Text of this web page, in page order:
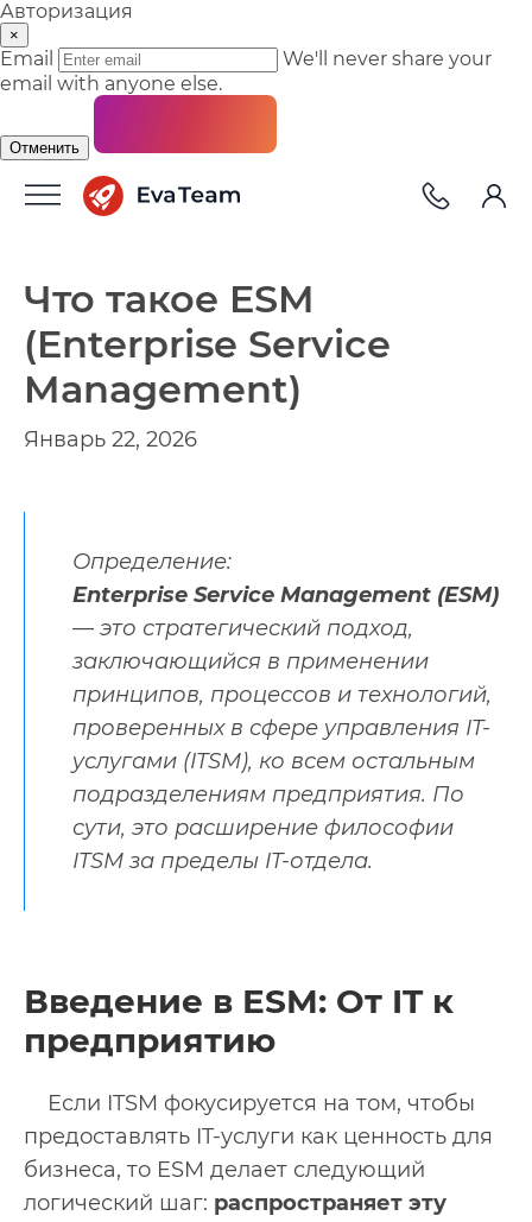
Авторизация
×
Email
We'll never share your
email with anyone else.
Отменить
Что такое ESM
(Enterprise Service
Management)
Январь 22, 2026
Определение:
Enterprise Service Management (ESM)
— это стратегический подход,
заключающийся в применении
принципов, процессов и технологий,
проверенных в сфере управления IT-
услугами (ITSM), ко всем остальным
подразделениям предприятия. По
сути, это расширение философии
ITSM за пределы IT-отдела.
Введение в ESM: От IT к
предприятию
Если ITSM фокусируется на том, чтобы
предоставлять IT-услуги как ценность для
бизнеса, то ESM делает следующий
логический шаг: распространяет эту